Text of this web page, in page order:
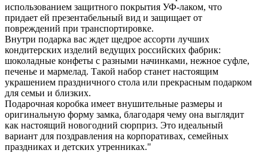
использованием защитного покрытия УФ-лаком, что
придает ей презентабельный вид и защищает от
повреждений при транспортировке.
Внутри подарка вас ждет щедрое ассорти лучших
кондитерских изделий ведущих российских фабрик:
шоколадные конфеты с разными начинками, нежное суфле,
печенье и мармелад. Такой набор станет настоящим
украшением праздничного стола или прекрасным подарком
для семьи и близких.
Подарочная коробка имеет внушительные размеры и
оригинальную форму замка, благодаря чему она выглядит
как настоящий новогодний сюрприз. Это идеальный
вариант для поздравления на корпоративах, семейных
праздниках и детских утренниках."